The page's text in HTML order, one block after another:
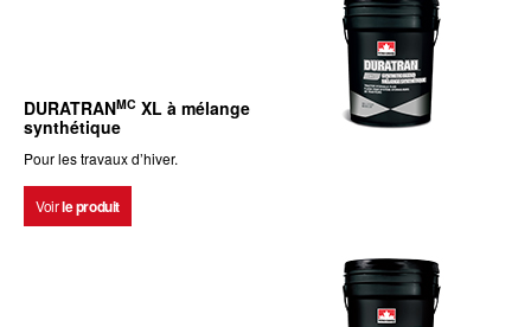
DURATRANMC XL à mélange
synthétique
Pour les travaux d’hiver.
Voirle produit